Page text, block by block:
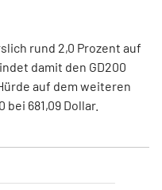
rund 2,0 Prozent auf
damit den GD200
auf dem weiteren
681,09 Dollar.